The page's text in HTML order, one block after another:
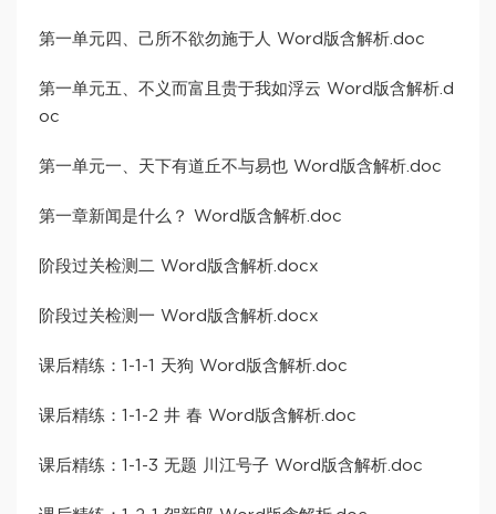
第一单元四、己所不欲勿施于人 Word版含解析.doc
第一单元五、不义而富且贵于我如浮云 Word版含解析.d
oc
第一单元一、天下有道丘不与易也 Word版含解析.doc
第一章新闻是什么？ Word版含解析.doc
阶段过关检测二 Word版含解析.docx
阶段过关检测一 Word版含解析.docx
课后精练：1-1-1 天狗 Word版含解析.doc
课后精练：1-1-2 井 春 Word版含解析.doc
课后精练：1-1-3 无题 川江号子 Word版含解析.doc